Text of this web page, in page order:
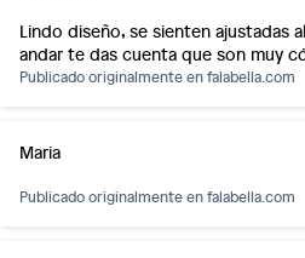
Lindo diseño, se sienten ajustadas
andar te das cuenta que son muy
Publicado originalmente enfalabella.com
Maria
Publicado originalmente enfalabella.com